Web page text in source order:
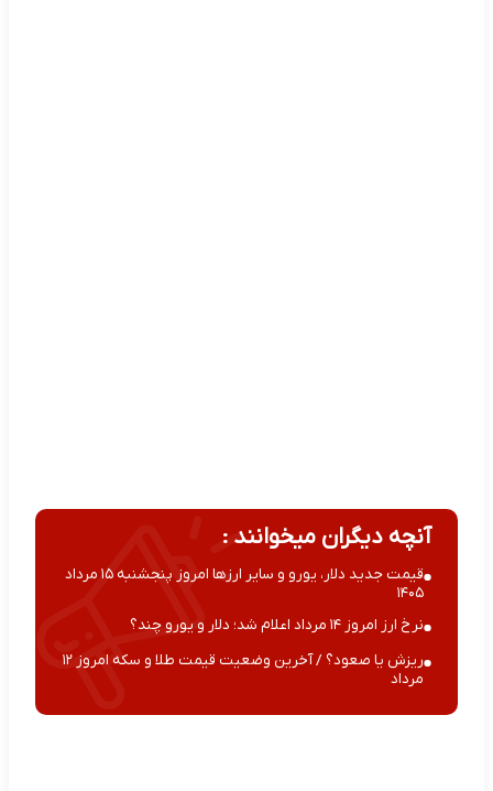
آنچه دیگران میخوانند :
قیمت جدید دلار، یورو و سایر ارزها امروز پنجشنبه ۱۵ مرداد
۱۴۰۵
نرخ ارز امروز ۱۴ مرداد اعلام شد؛ دلار و یورو چند؟
ریزش یا صعود؟ / آخرین وضعیت قیمت طلا و سکه امروز ۱۲
مرداد